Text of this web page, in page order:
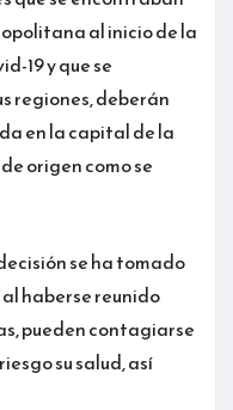
al inicio de la
19 y que se
regiones, deberán
en la capital de la
origen como se
se ha tomado
haberse reunido
pueden contagiarse
su salud, así